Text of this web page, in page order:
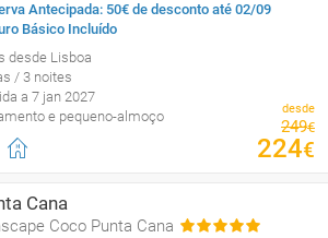
Antecipada: 50€ de desconto até 02/09
Básico Incluído
desde Lisboa
/ 3 noites
a 7 jan 2027
e pequeno-almoço
desde
249€
224€
Cana
Coco Punta Cana